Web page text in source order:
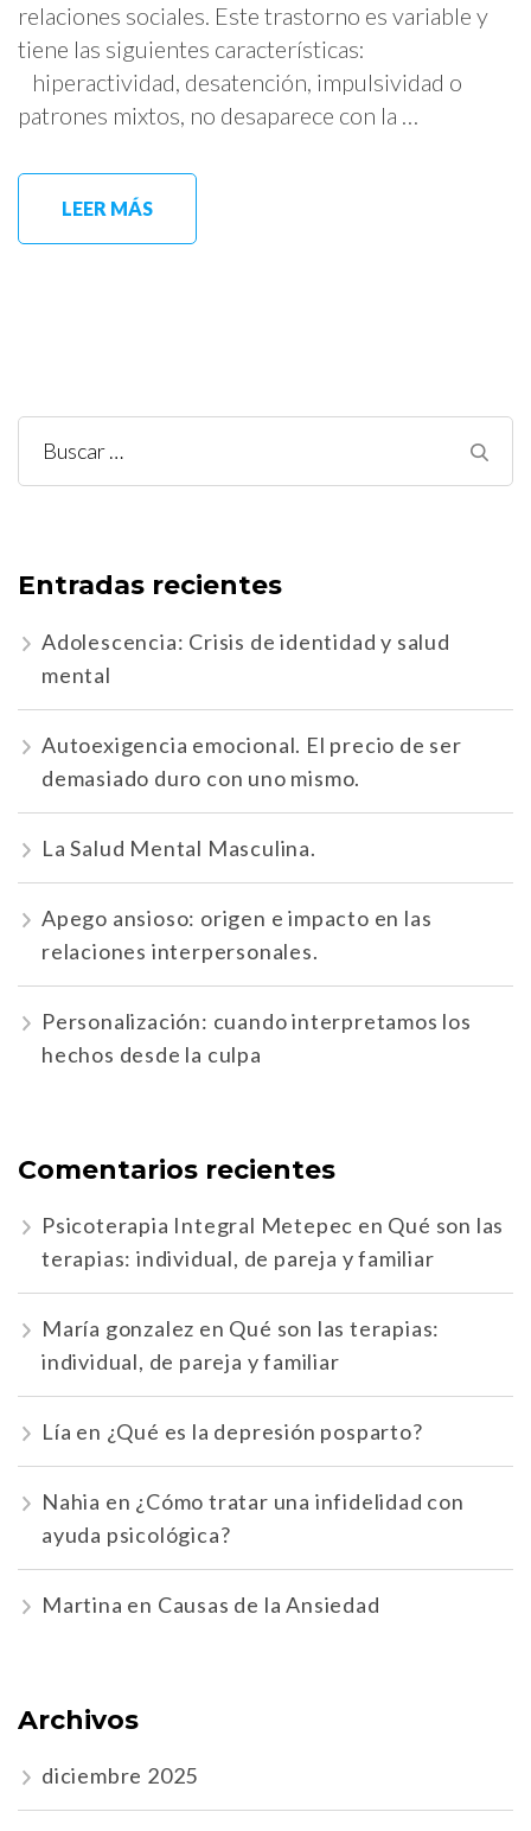
relaciones sociales. Este trastorno es variable y
tiene las siguientes características:
hiperactividad, desatención, impulsividad o
patrones mixtos, no desaparece con la …
LEER MÁS
Buscar:
Entradas recientes
Adolescencia: Crisis de identidad y salud
mental
Autoexigencia emocional. El precio de ser
demasiado duro con uno mismo.
La Salud Mental Masculina.
Apego ansioso: origen e impacto en las
relaciones interpersonales.
Personalización: cuando interpretamos los
hechos desde la culpa
Comentarios recientes
Psicoterapia Integral Metepec en Qué son las
terapias: individual, de pareja y familiar
María gonzalez en Qué son las terapias:
individual, de pareja y familiar
Lía en ¿Qué es la depresión posparto?
Nahia en ¿Cómo tratar una infidelidad con
ayuda psicológica?
Martina en Causas de la Ansiedad
Archivos
diciembre 2025